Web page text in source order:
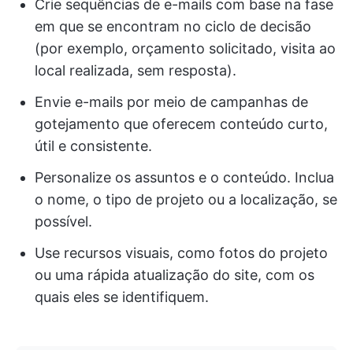
Crie sequências de e-mails com base na fase
em que se encontram no ciclo de decisão
(por exemplo, orçamento solicitado, visita ao
local realizada, sem resposta).
Envie e-mails por meio de campanhas de
gotejamento que oferecem conteúdo curto,
útil e consistente.
Personalize os assuntos e o conteúdo. Inclua
o nome, o tipo de projeto ou a localização, se
possível.
Use recursos visuais, como fotos do projeto
ou uma rápida atualização do site, com os
quais eles se identifiquem.